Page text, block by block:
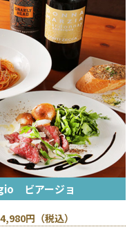
ビアージョ
円（税込）